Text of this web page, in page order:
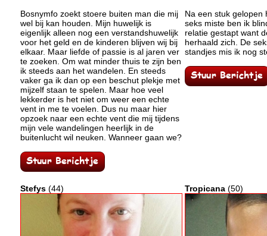
Bosnymfo zoekt stoere buiten man die mij
wel bij kan houden. Mijn huwelijk is
eigenlijk alleen nog een verstandshuwelijk
voor het geld en de kinderen blijven wij bij
elkaar. Maar liefde of passie is al jaren ver
te zoeken. Om wat minder thuis te zijn ben
ik steeds aan het wandelen. En steeds
vaker ga ik dan op een beschut plekje met
mijzelf staan te spelen. Maar hoe veel
lekkerder is het niet om weer een echte
vent in me te voelen. Dus nu maar hier
opzoek naar een echte vent die mij tijdens
mijn vele wandelingen heerlijk in de
buitenlucht wil neuken. Wanneer gaan we?
Na een stuk gelopen
seks miste ben ik
relatie gestapt want
herhaald zich. De
standjes mis ik nog
Stefys (44) Tropicana (50)